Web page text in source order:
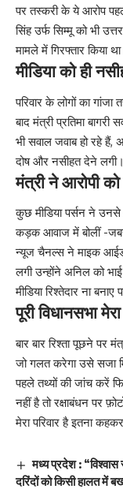
पर तस्करी के ये आरोप
सिंह उर्फ सिम्मू को भी
मामले में गिरफ्तार किया
मीडिया को ही
परिवार के लोगों का
बाद मंत्री प्रतिमा
भी सवाल जवाब हो रहे हैं,
दोष और नसीहत देने लगी।
मंत्री ने आरोपी
कुछ मीडिया पर्सन ने
कड़क आवाज में बोलीं -
न्यूज चैनल्स ने माइक आईडी
लगी उन्होंने अनिल को भाई
मीडिया रिश्तेदार ना
पूरी विधानसभा
बार बार रिश्ता पूछने पर
जो गलत करेगा उसे सजा
पहले तथ्यों की जांच करें
नहीं है तो रक्षाबंधन पर
मेरा परिवार है इतना
मध्य प्रदेश :
दरिंदों को किसी हालत में